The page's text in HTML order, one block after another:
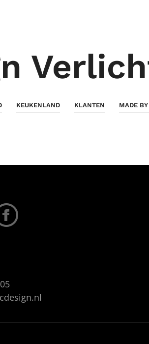
KEUKENLAND KLANTEN MADE